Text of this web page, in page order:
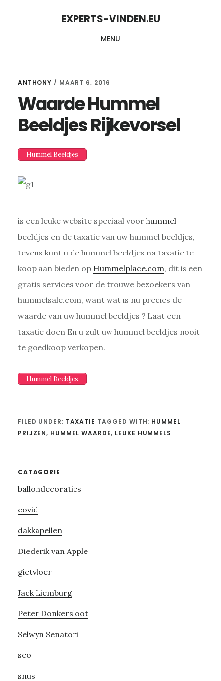
EXPERTS-VINDEN.EU
MENU
ANTHONY / MAART 6, 2016
Waarde Hummel
Beeldjes Rijkevorsel
Hummel Beeldjes
is een leuke website speciaal voor hummel
beeldjes en de taxatie van uw hummel beeldjes,
tevens kunt u de hummel beeldjes na taxatie te
koop aan bieden op Hummelplace.com, dit is een
gratis services voor de trouwe bezoekers van
hummelsale.com, want wat is nu precies de
waarde van uw hummel beeldjes ? Laat een
taxatie doen En u zult uw hummel beeldjes nooit
te goedkoop verkopen.
Hummel Beeldjes
FILED UNDER: TAXATIE TAGGED WITH: HUMMEL
PRIJZEN, HUMMEL WAARDE, LEUKE HUMMELS
Primary
Sidebar
CATAGORIE
ballondecoraties
covid
dakkapellen
Diederik van Apple
gietvloer
Jack Liemburg
Peter Donkersloot
Selwyn Senatori
seo
snus